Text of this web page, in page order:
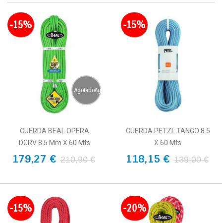
AgotadoAgotado
-15%
CUERDA BEAL OPERA
DCRV 8.5 Mm X 60 Mts
179,27 € 210,90 €
-15%
CUERDA PETZL TANGO 8.5
X 60 Mts
118,15 € 139,00 €
-15% -20%